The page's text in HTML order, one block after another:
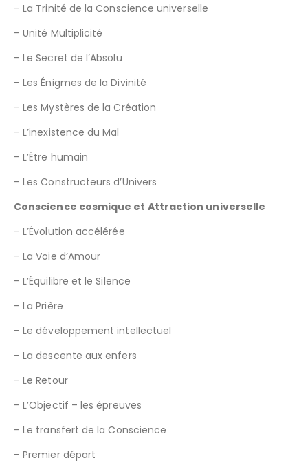
– La Trinité de la Conscience universelle
– Unité Multiplicité
– Le Secret de l’Absolu
– Les Énigmes de la Divinité
– Les Mystères de la Création
– L’inexistence du Mal
– L’Être humain
– Les Constructeurs d’Univers
Conscience cosmique et Attraction universelle
– L’Évolution accélérée
– La Voie d’Amour
– L’Équilibre et le Silence
– La Prière
– Le développement intellectuel
– La descente aux enfers
– Le Retour
– L’Objectif – les épreuves
– Le transfert de la Conscience
– Premier départ